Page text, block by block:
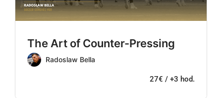
The Art of Counter-Pressing
Radoslaw Bella
27€ / +3 hod.